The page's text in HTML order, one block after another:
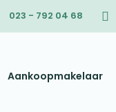
023 - 792 04 68
Aankoopmakelaar